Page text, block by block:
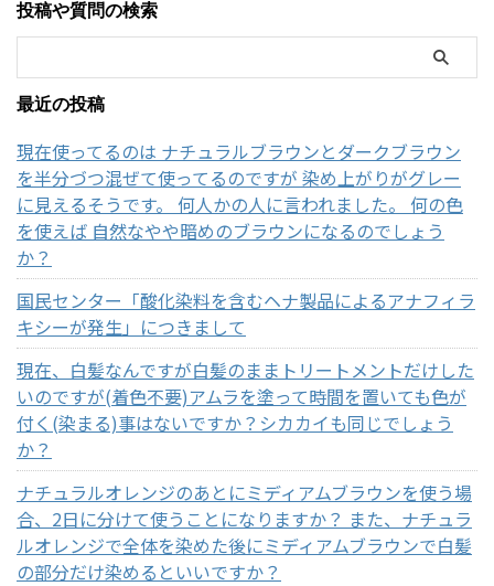
投稿や質問の検索
最近の投稿
現在使ってるのは ナチュラルブラウンとダークブラウン
を半分づつ混ぜて使ってるのですが 染め上がりがグレー
に見えるそうです。 何人かの人に言われました。 何の色
を使えば 自然なやや暗めのブラウンになるのでしょう
か？
国民センター「酸化染料を含むヘナ製品によるアナフィラ
キシーが発生」につきまして
現在、白髪なんですが白髪のままトリートメントだけした
いのですが(着色不要)アムラを塗って時間を置いても色が
付く(染まる)事はないですか？シカカイも同じでしょう
か？
ナチュラルオレンジのあとにミディアムブラウンを使う場
合、2日に分けて使うことになりますか？ また、ナチュラ
ルオレンジで全体を染めた後にミディアムブラウンで白髪
の部分だけ染めるといいですか？